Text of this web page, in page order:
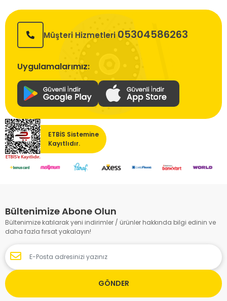
Müşteri Hizmetleri 05304586263
Uygulamalarımız:
ETBİS Sistemine
Kayıtlıdır.
Bültenimize Abone Olun
Bültenimize katılarak yeni indirimler / ürünler hakkında bilgi edinin ve
daha fazla fırsat yakalayın!
GÖNDER